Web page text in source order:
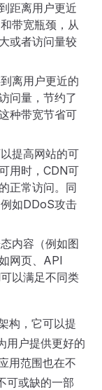
距离用户更近
带宽瓶颈，从
或者访问量较
离用户更近的
问量，节约了
种带宽节省可
提高网站的可
用时，CDN可
正常访问。同
如DDoS攻击
内容（例如图
网页、API
以满足不同类
构，它可以提
用户提供更好的
用范围也在不
可或缺的一部